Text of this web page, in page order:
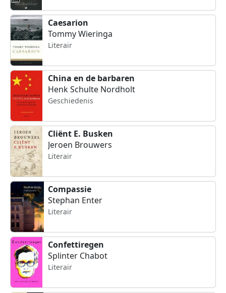
Caesarion
Tommy Wieringa
Literair
China en de barbaren
Henk Schulte Nordholt
Geschiedenis
Cliënt E. Busken
Jeroen Brouwers
Literair
Compassie
Stephan Enter
Literair
Confettiregen
Splinter Chabot
Literair